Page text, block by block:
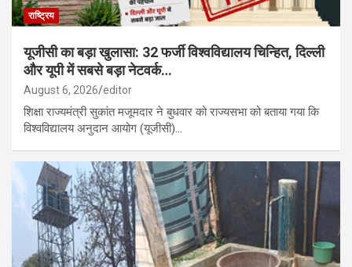
राष्ट्रिय
यूजीसी का बड़ा खुलासा: 32 फर्जी विश्वविद्यालय चिन्हित, दिल्ली
और यूपी में सबसे बड़ा नेटवर्क…
August 6, 2026 editor
शिक्षा राज्यमंत्री सुकांत मजूमदार ने बुधवार को राज्यसभा को बताया गया कि
विश्वविद्यालय अनुदान आयोग (यूजीसी)…